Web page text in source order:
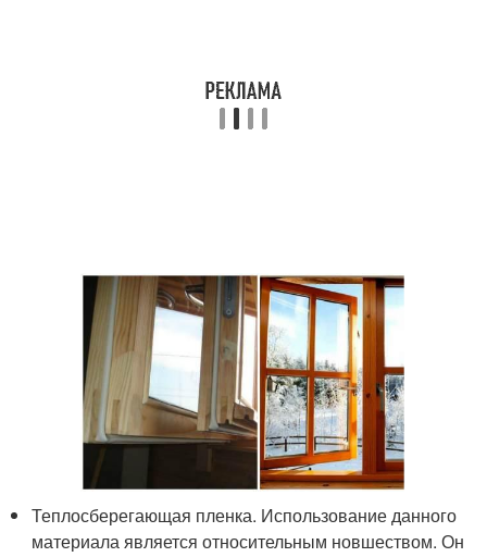
Теплосберегающая пленка. Использование данного
материала является относительным новшеством. Он